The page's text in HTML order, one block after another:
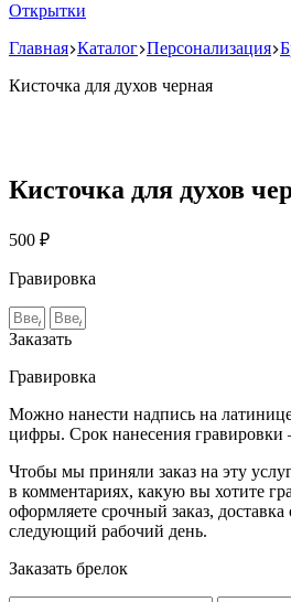
Открытки
Главная Каталог Персонализация
Кисточка для духов черная
Кисточка для духов
500 ₽
Гравировка
Заказать
Гравировка
Можно нанести надпись на
цифры. Срок нанесения
Чтобы мы приняли заказ на эту
в комментариях, какую вы хотите
оформляете срочный заказ, доставка
следующий рабочий день.
Заказать брелок